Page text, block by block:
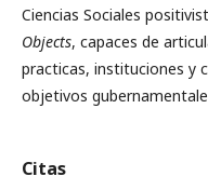
Ciencias Sociales
Objects, capaces de
practicas, instituciones y
objetivos
Citas